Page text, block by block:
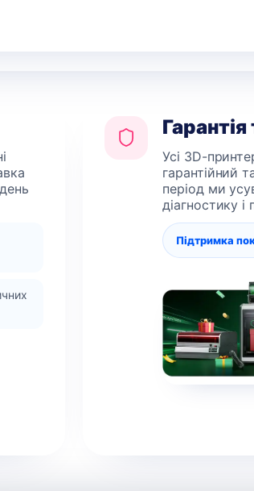
Усі 3D-
гарантійний
період ми
діагностику
Підтримка